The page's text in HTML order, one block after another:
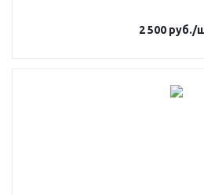
2 500 руб./